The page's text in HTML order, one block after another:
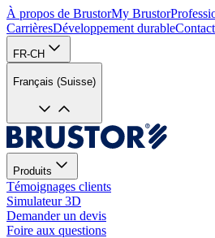
À propos de BrustorMy Brustor
CarrièresDéveloppement durableContact
FR-CH
Français (Suisse)
Produits
Témoignages clients
Simulateur 3D
Demander un devis
Foire aux questions